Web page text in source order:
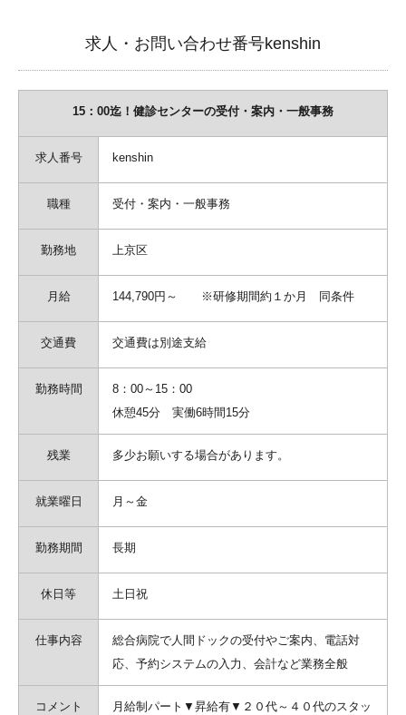
求人・お問い合わせ番号kenshin
15：00迄！健診センターの受付・案内・一般事務
求人番号 kenshin
職種 受付・案内・一般事務
勤務地 上京区
月給 144,790円～ ※研修期間約１か月 同条件
交通費 交通費は別途支給
勤務時間
8：00～15：00
休憩45分 実働6時間15分
残業 多少お願いする場合があります。
就業曜日 月～金
勤務期間 長期
休日等 土日祝
仕事内容
総合病院で人間ドックの受付やご案内、電話対
応、予約システムの入力、会計など業務全般
コメント
月給制パート▼昇給有▼２０代～４０代のスタッ